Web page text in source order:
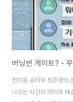
버닝썬 게이트? -
전지윤 승리와 정준영의
나오는 사건의 의미와 배